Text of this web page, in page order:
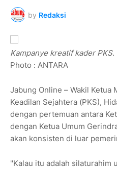
by Redaksi
Kampanye kreatif kader PKS.
Photo : ANTARA
Jabung Online – Wakil Ketua
Keadilan Sejahtera (PKS),
dengan pertemuan antara
dengan Ketua Umum
akan konsisten di luar
"Kalau itu adalah silaturahim